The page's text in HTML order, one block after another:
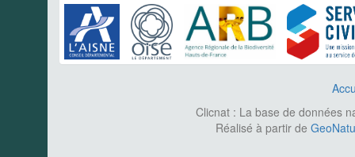
Clicnat : La base de données
Réalisé à partir de